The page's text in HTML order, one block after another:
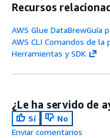
Recursos
AWS Glue DataBrewGuía
AWS CLI Comandos de la
Herramientas y SDK
¿Le ha servido de
Sí
No
Enviar comentarios